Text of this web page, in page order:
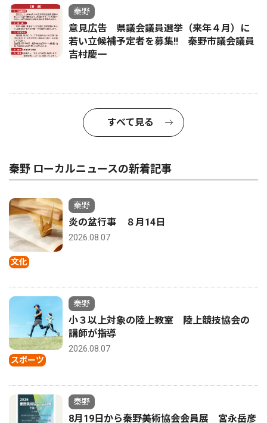
秦野
意見広告 県議会議員選挙（来年４月）に
若い立候補予定者を募集‼ 秦野市議会議員
吉村慶一
すべて見る
秦野 ローカルニュースの新着記事
文化
秦野
炎の盆行事 ８月14日
2026.08.07
スポーツ
秦野
小３以上対象の陸上教室 陸上競技協会の
講師が指導
2026.08.07
秦野
8月19日から秦野美術協会会員展 宮永岳彦